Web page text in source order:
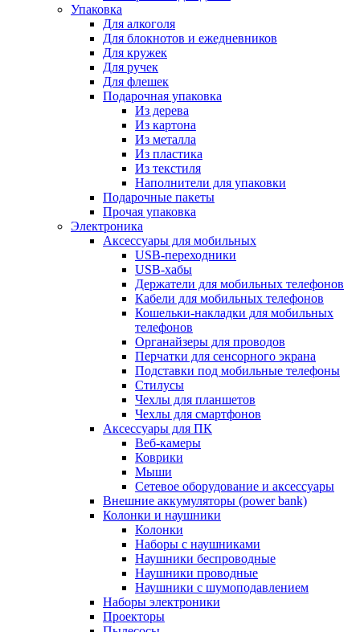
Упаковка
Для алкоголя
Для блокнотов и ежедневников
Для кружек
Для ручек
Для флешек
Подарочная упаковка
Из дерева
Из картона
Из металла
Из пластика
Из текстиля
Наполнители для упаковки
Подарочные пакеты
Прочая упаковка
Электроника
Аксессуары для мобильных
USB-переходники
USB-хабы
Держатели для мобильных телефонов
Кабели для мобильных телефонов
Кошельки-накладки для мобильных
телефонов
Органайзеры для проводов
Перчатки для сенсорного экрана
Подставки под мобильные телефоны
Стилусы
Чехлы для планшетов
Чехлы для смартфонов
Аксессуары для ПК
Веб-камеры
Коврики
Мыши
Сетевое оборудование и аксессуары
Внешние аккумуляторы (power bank)
Колонки и наушники
Колонки
Наборы с наушниками
Наушники беспроводные
Наушники проводные
Наушники с шумоподавлением
Наборы электроники
Проекторы